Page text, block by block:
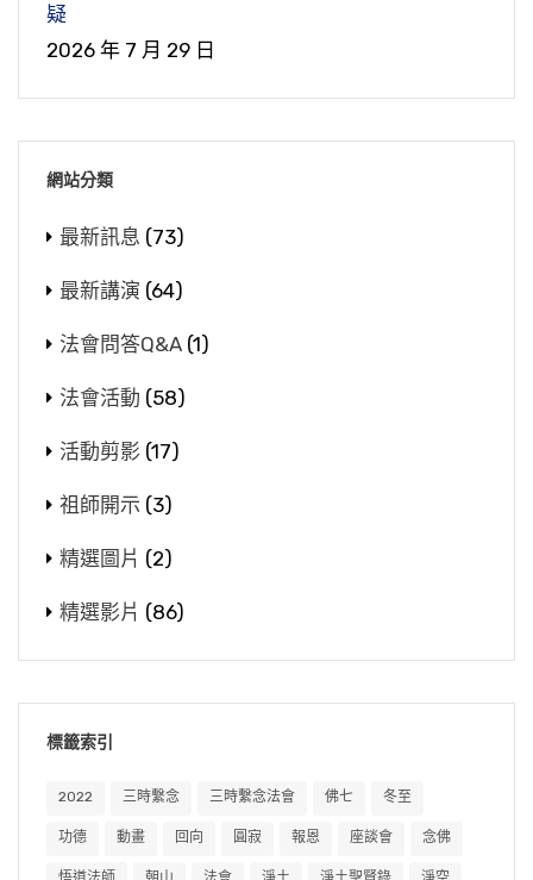
疑
2026 年 7 月 29 日
網站分類
最新訊息 (73)
最新講演 (64)
法會問答Q&A (1)
法會活動 (58)
活動剪影 (17)
祖師開示 (3)
精選圖片 (2)
精選影片 (86)
標籤索引
2022 三時繫念 三時繫念法會 佛七 冬至
功德 動畫 回向 圓寂 報恩 座談會 念佛